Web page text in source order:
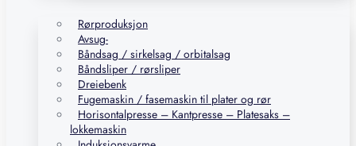
Rørproduksjon
Avsug-
Båndsag / sirkelsag / orbitalsag
Båndsliper / rørsliper
Dreiebenk
Fugemaskin / fasemaskin til plater og rør
Horisontalpresse – Kantpresse – Platesaks –
lokkemaskin